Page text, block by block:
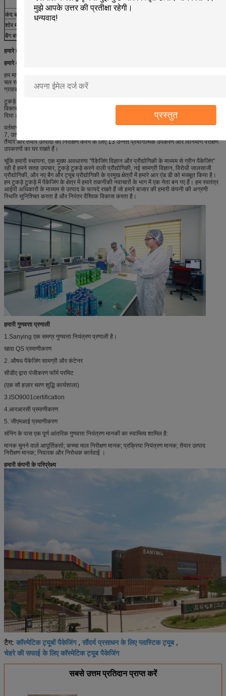
प्रस्तुत
ताइवान
13
कंद बनाने की मशीन
स्विट्जरलैंड
शोर मोल्ड लाइन्स
बैग बनाने की मशीन
हमारे बारे में
हमारे आर एंड डी
हम मानते हैं कि सभी कर्मचारियों के व्यावसायिक अनुभव और योगदान से एक महान उत्पाद बनाया गया है।
चल रहे समर्थन से एक नए ग्राहक संबंध की शुरुआत से, पेशेवरों की हमारी टीम का लक्ष्य एक लक्ष्य है, जो
ग्राहक संतुष्टि है।
टुकड़े टुकड़े में पैकेजिंग सामग्री पर हमारी कंपनी का फोकस हमें एक स्वतंत्र प्रौद्योगिकी अनुसंधान एवं
विकास केंद्र स्थापित करने के लिए प्रेरित करता है, जिसने हमारे क्षेत्र में उन्नत तकनीक का परिचय
दिया।
वर्तमान में हमारे पास आरएंडडी इंजीनियरों की एक 28 सदस्यीय टीम है; उपकरण और प्रौद्योगिकी के लिए
7, उत्पाद आर एंड डी के लिए 10, मानकीकरण के लिए 4 और डिजाइन के लिए 5। हम कच्चे माल, अर्द्ध
तैयार और तैयार उत्पादों का निरीक्षण करने के लिए 13 उन्नत प्रयोगात्मक उपकरण और विनिर्माण परीक्षण
उपकरणों का घर रखते हैं।
चूंकि हमारी स्थापना, एक मुख्य अवधारणा "पैकेजिंग विज्ञान और प्रौद्योगिकी के माध्यम से ग्रीन पैकेजिंग"
रही है हमने सतह उपचार, टुकड़े टुकड़े करने वाली प्रौद्योगिकी, नई सामग्री विज्ञान, विरोधी जालसाजी
प्रौद्योगिकी, और नए बैग और ट्यूब प्रौद्योगिकी के प्रमुख क्षेत्रों में हमारे आर एंड डी को मजबूत किया है।
हम टुकड़े टुकड़े में पैकेजिंग के क्षेत्र में हमारे तकनीकी नवाचारों के भाग में एक नेता बन गए हैं। हम स्वतंत्र
आईपी अधिकारों के माध्यम से उत्पाद के फायदे रखते हैं जो हमारे बाजार की हमारी कंपनी की अग्रणी
स्थिति सुनिश्चित करता है और निरंतर वैश्विक विकास करता है।
हमारी गुणवत्ता प्रणाली
1.Sanying एक समग्र गुणवत्ता नियंत्रण प्रणाली है।
खाद्य QS प्रमाणीकरण
2. औषध पैकेजिंग सामग्री और कंटेनर
सीडीए द्वारा पंजीकरण फॉर्म परमिट
(एक सौ हज़ार चरण शुद्धि कार्यशाला)
3.ISO9001certification
4.आरआरसी प्रमाणीकरण
5. जीएमआई प्रमाणीकरण
संनिंग के पास एक पूर्ण आंतरिक गुणवत्ता नियंत्रण मानकों का स्वामित्व शामिल है:
मानक चुनने वाले आपूर्तिकर्ता; कच्चा माल निरीक्षण मानक; प्रक्रिया नियंत्रण मानक; तैयार उत्पाद
निरीक्षण मानक; निवारक और निरोधक कार्रवाई ।
हमारी कंपनी के परिप्रेक्ष्य
टैग: कॉस्मेटिक ट्यूबों पैकेजिंग, सौंदर्य प्रसाधन के लिए प्लास्टिक ट्यूब,
चेहरे की सफाई के लिए कॉस्मेटिक ट्यूब पैकेजिंग
सबसे उत्तम प्रतिदान प्राप्त करें